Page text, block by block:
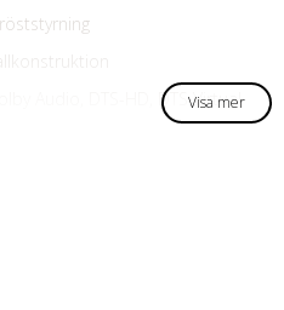
Audio, DTS-HD, DTS Virtual
Visa mer